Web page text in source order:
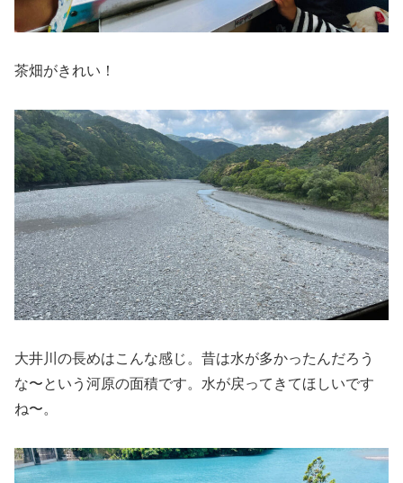
茶畑がきれい！
大井川の長めはこんな感じ。昔は水が多かったんだろう
な〜という河原の面積です。水が戻ってきてほしいです
ね〜。